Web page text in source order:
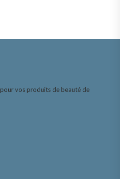
vos produits de beauté de